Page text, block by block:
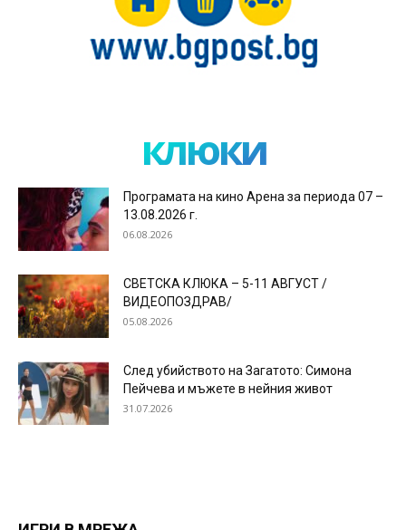
клюки
Програмата на кино Арена за периода 07 –
13.08.2026 г.
06.08.2026
СВЕТСКА КЛЮКА – 5-11 АВГУСТ /
ВИДЕОПОЗДРАВ/
05.08.2026
След убийството на Загатото: Симона
Пейчева и мъжете в нейния живот
31.07.2026